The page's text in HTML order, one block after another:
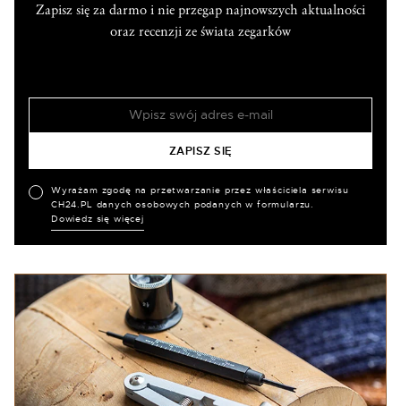
Zapisz się za darmo i nie przegap najnowszych aktualności
oraz recenzji ze świata zegarków
Wyrażam zgodę na przetwarzanie przez właściciela serwisu
CH24.PL danych osobowych podanych w formularzu.
Dowiedz się więcej